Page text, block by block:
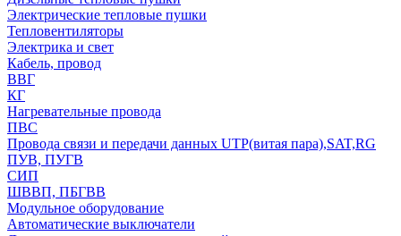
Электрические тепловые пушки
Тепловентиляторы
Электрика и свет
Кабель, провод
ВВГ
КГ
Нагревательные провода
ПВС
Провода связи и передачи данных UTP(витая пара),SAT,RG
ПУВ, ПУГВ
СИП
ШВВП, ПБГВВ
Модульное оборудование
Автоматические выключатели